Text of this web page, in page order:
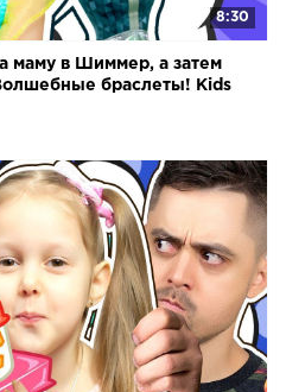
8:30
маму в Шиммер, а затем
браслеты! Kids